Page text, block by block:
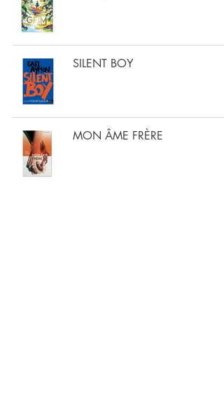
SILENT BOY
MON ÂME FRÈRE